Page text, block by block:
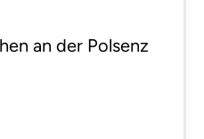
an der Polsenz